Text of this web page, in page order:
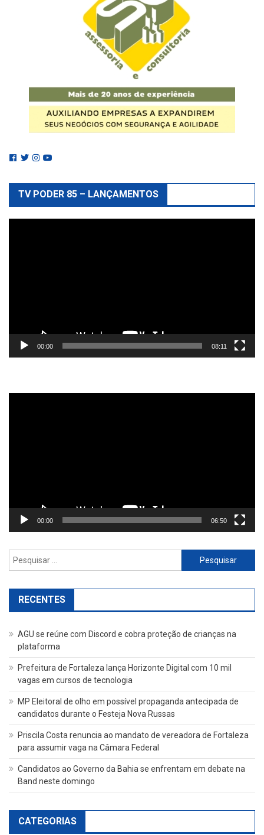
TV PODER 85 – LANÇAMENTOS
00:00 08:11
00:00 06:50
Pesquisar
por:
RECENTES
AGU se reúne com Discord e cobra proteção de crianças na
plataforma
Prefeitura de Fortaleza lança Horizonte Digital com 10 mil
vagas em cursos de tecnologia
MP Eleitoral de olho em possível propaganda antecipada de
candidatos durante o Festeja Nova Russas
Priscila Costa renuncia ao mandato de vereadora de Fortaleza
para assumir vaga na Câmara Federal
Candidatos ao Governo da Bahia se enfrentam em debate na
Band neste domingo
CATEGORIAS